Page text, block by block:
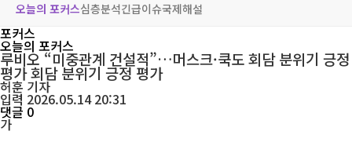
오늘의 포커스심층분석긴급이슈국제해설
포커스
오늘의 포커스
루비오 “미중관계 건설적”…머스크·쿡도 회담 분위기 긍정
평가 회담 분위기 긍정 평가
허훈기자
입력 2026.05.14 20:31
댓글 0
가